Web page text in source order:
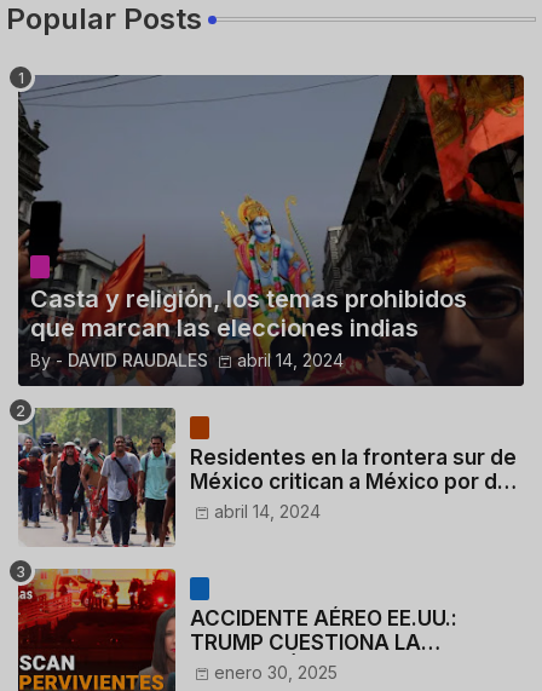
Popular Posts
Casta y religión, los temas prohibidos
que marcan las elecciones indias
By - DAVID RAUDALES abril 14, 2024
Residentes en la frontera sur de
México critican a México por dar
110 dólares a migrantes
abril 14, 2024
ACCIDENTE AÉREO EE.UU.:
TRUMP CUESTIONA LA
ACTUACIÓN DE LOS
enero 30, 2025